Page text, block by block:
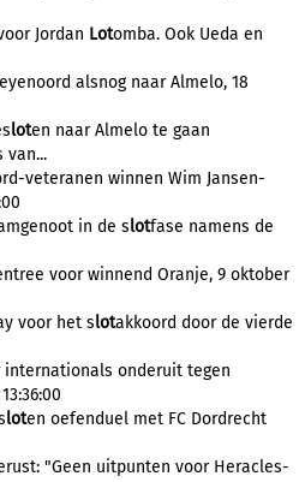
Jordan Lotomba. Ook Ueda en
alsnog naar Almelo, 18
loten naar Almelo te gaan
van...
veteranen winnen Wim Jansen-
in de slotfase namens de
voor winnend Oranje, 9 oktober
voor het slotakkoord door de vierde
internationals onderuit tegen
loten oefenduel met FC Dordrecht
"Geen uitpunten voor Heracles-